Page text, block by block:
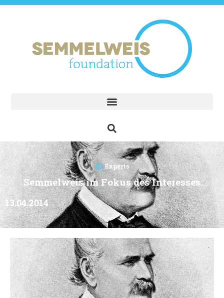
Experts
Semmelweis im Fokus des Interesses
13.04.2014